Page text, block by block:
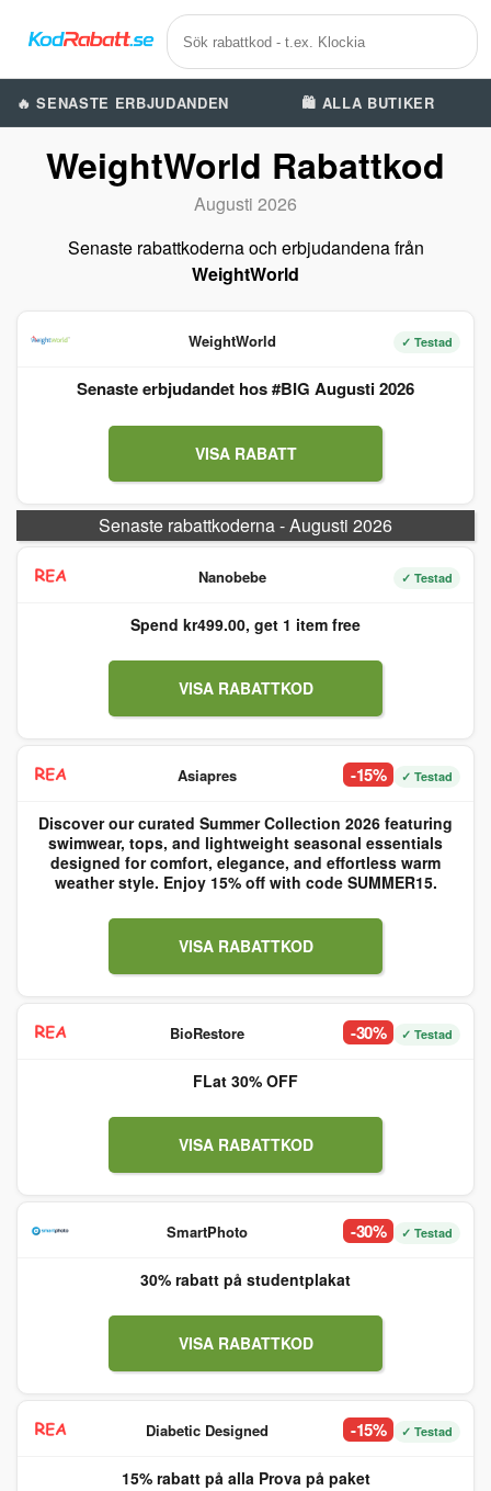
🔥 SENASTE ERBJUDANDEN 🛍️ ALLA BUTIKER
WeightWorld Rabattkod
Augusti 2026
Senaste rabattkoderna och erbjudandena från
WeightWorld
WeightWorld ✓ Testad
Senaste erbjudandet hos #BIG Augusti 2026
VISA RABATT
Senaste rabattkoderna - Augusti 2026
Nanobebe ✓ Testad
Spend kr499.00, get 1 item free
VISA RABATTKOD
Asiapres -15% ✓ Testad
Discover our curated Summer Collection 2026 featuring
swimwear, tops, and lightweight seasonal essentials
designed for comfort, elegance, and effortless warm
weather style. Enjoy 15% off with code SUMMER15.
VISA RABATTKOD
BioRestore -30% ✓ Testad
FLat 30% OFF
VISA RABATTKOD
SmartPhoto -30% ✓ Testad
30% rabatt på studentplakat
VISA RABATTKOD
Diabetic Designed -15% ✓ Testad
15% rabatt på alla Prova på paket